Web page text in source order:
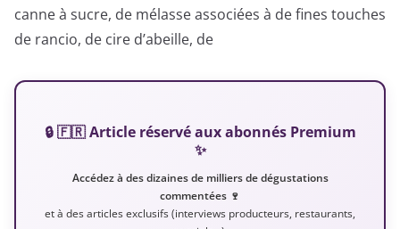
canne à sucre, de mélasse associées à de fines touches
de rancio, de cire d’abeille, de
🔒 🇫🇷 Article réservé aux abonnés Premium
✨
Accédez à des dizaines de milliers de dégustations
commentées 🍷
et à des articles exclusifs (interviews producteurs, restaurants,